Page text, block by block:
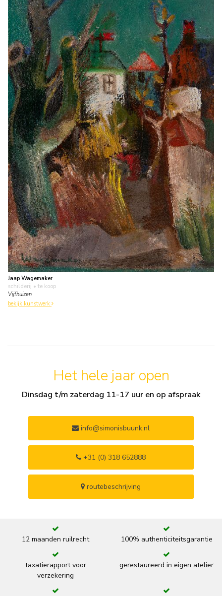
Jaap Wagemaker
schilderij • te koop
Vijfhuizen
bekijk kunstwerk
Het hele jaar open
Dinsdag t/m zaterdag 11-17 uur en op afspraak
info@simonisbuunk.nl
+31 (0) 318 652888
routebeschrijving
12 maanden ruilrecht 100% authenticiteitsgarantie
taxatierapport voor
verzekering
gerestaureerd in eigen atelier